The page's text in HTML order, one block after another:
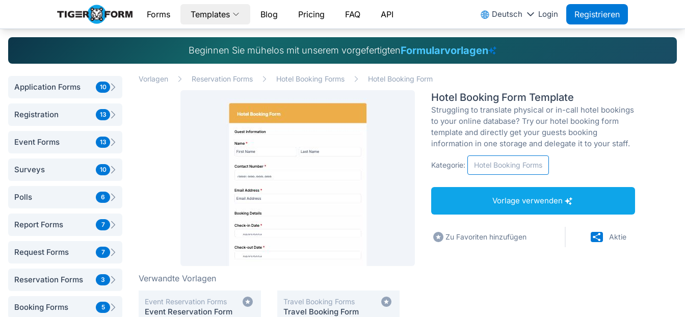
Forms Templates Blog Pricing FAQ API Deutsch Login Registrieren
Beginnen Sie mühelos mit unserem vorgefertigtenFormularvorlagen
Application Forms 10
Registration 13
Event Forms 13
Surveys 10
Polls 6
Report Forms 7
Request Forms 7
Reservation Forms 3
Booking Forms 5
Vorlagen Reservation Forms Hotel Booking Forms Hotel Booking Form
Hotel Booking Form Template
Struggling to translate physical or in-call hotel bookings
to your online database? Try our hotel booking form
template and directly get your guests booking
information in one storage and delegate it to your staff.
Kategorie: Hotel Booking Forms
Vorlage verwenden
Zu Favoriten hinzufügen Aktie
Verwandte Vorlagen
Event Reservation Forms
Event Reservation Form
Travel Booking Forms
Travel Booking Form